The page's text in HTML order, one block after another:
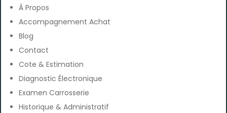
h À Propos
Accompagnement Achat
Blog
Contact
Cote & Estimation
Diagnostic Électronique
Examen Carrosserie
Historique & Administratif